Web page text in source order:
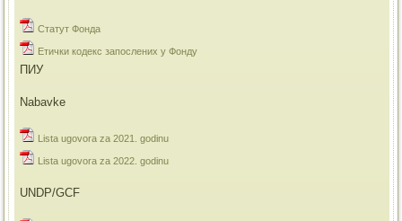
Статут Фонда
Етички кодекс запослених у Фонду
ПИУ
Nabavke
Lista ugovora za 2021. godinu
Lista ugovora za 2022. godinu
UNDP/GCF